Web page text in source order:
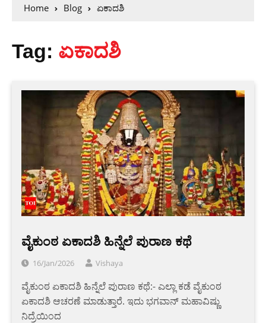
Home Blog ಏಕಾದಶಿ
Tag: ಏಕಾದಶಿ
ವೈಕುಂಠ ಏಕಾದಶಿ ಹಿನ್ನೆಲೆ ಪುರಾಣ ಕಥೆ
16/Jan/2026 Vishaya
ವೈಕುಂಠ ಏಕಾದಶಿ ಹಿನ್ನೆಲೆ ಪುರಾಣ ಕಥೆ:- ಎಲ್ಲಾ ಕಡೆ ವೈಕುಂಠ
ಏಕಾದಶಿ ಆಚರಣೆ ಮಾಡುತ್ತಾರೆ. ಇದು ಭಗವಾನ್ ಮಹಾವಿಷ್ಣು
ನಿದ್ರೆಯಿಂದ